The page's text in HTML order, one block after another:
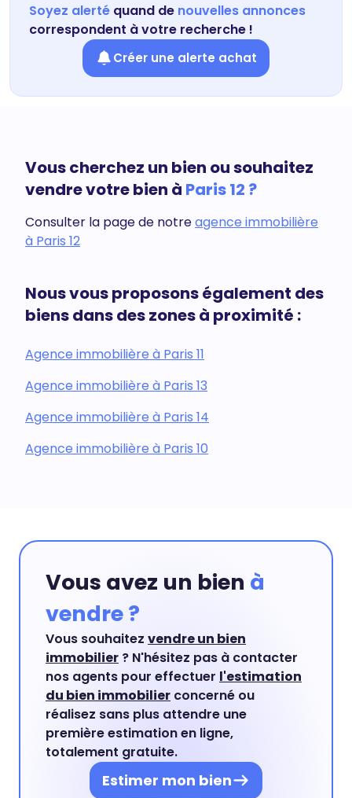
Soyez alerté quand de nouvelles annonces
correspondent à votre recherche !
Créer une alerte achat
Vous cherchez un bien ou souhaitez
vendre votre bien à Paris 12 ?
Consulter la page de notreagence immobilière
à Paris 12
Nous vous proposons également des
biens dans des zones à proximité :
Agence immobilière à Paris 11
Agence immobilière à Paris 13
Agence immobilière à Paris 14
Agence immobilière à Paris 10
Vous avez un bien à
vendre ?
Vous souhaitez vendre un bien
immobilier ? N'hésitez pas à contacter
nos agents pour effectuer l'estimation
du bien immobilier concerné ou
réalisez sans plus attendre une
première estimation en ligne,
totalement gratuite.
Estimer mon bien